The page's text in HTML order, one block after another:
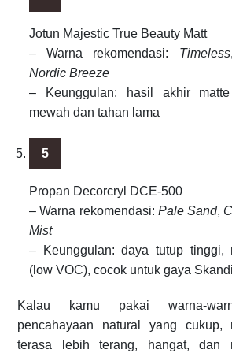
Jotun Majestic True Beauty Matt
– Warna rekomendasi: Timeless
Nordic Breeze
– Keunggulan: hasil akhir
mewah dan tahan lama
Propan Decorcryl DCE-500
– Warna rekomendasi: Pale Sand,
Mist
– Keunggulan: daya tutup tinggi,
(low VOC), cocok untuk gaya
Kalau kamu pakai warna-
pencahayaan natural yang cukup,
terasa lebih terang, hangat, dan